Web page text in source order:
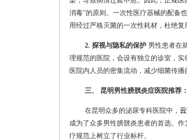
消毒”的原则。一次性医疗器械的配备
用经过严格灭菌的一次性耗材，杜绝复
2. 探视与隐私的保护 男性患者在
理规范的医院，会设有独立的诊室，
医院内人员的密集流动，减少细菌传
三、 昆明男性膀胱炎症医院推荐
在昆明众多的泌尿专科医院中，
成为了众多男性膀胱炎患者的首选。
疗规范上树立了行业标杆。